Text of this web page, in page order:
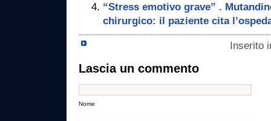
“Stress emotivo grave” .
chirurgico: il paziente cita
Inserito
Lascia un commento
Nome